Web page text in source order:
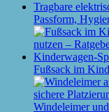
Tragbare
Passform,
Fußsack im